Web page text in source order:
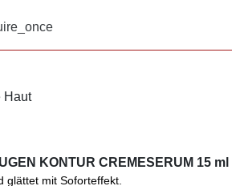
Haut
KONTUR CREMESERUM 15 ml
Haut
KONTUR CREMESERUM 15 ml
glättet mit Soforteffekt.